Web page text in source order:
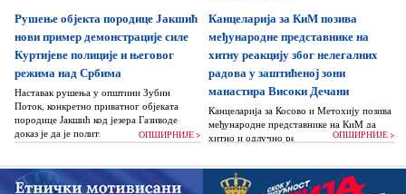
жигоше...
Рушење објекта породице Јакшић
нови пример демонстрације силе
Куртијеве полиције и његовог
режима над Србима
Наставак рушења у општини Зубин
Поток, конкретно приватног објеката
породице Јакшић код језера Газиводе
доказ је да је политика Аљбина Куртија...
ОПШИРНИЈЕ >
Канцеларија за КиМ позива
међународне представнике на
хитну реакцију због нелегалних
радова у заштићеној зони
манастира Високи Дечани
Канцеларија за Косово и Метохију позива
међународне представнике на КиМ да
хитно и одлучно реагују и да без
нелегалних грађевинских...
ОПШИРНИЈЕ >